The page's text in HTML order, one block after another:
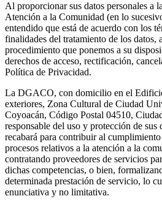
Al proporcionar sus datos personales a
Atención a la Comunidad (en lo
entendido que está de acuerdo con los
finalidades del tratamiento de los datos,
procedimiento que ponemos a su
derechos de acceso, rectificación,
Política de Privacidad.
La DGACO, con domicilio en el
exteriores, Zona Cultural de Ciudad
Coyoacán, Código Postal 04510,
responsable del uso y protección de sus
recabará para contribuir al
procesos relativos a la atención a la
contratando proveedores de servicios
dichas competencias, o bien,
determinada prestación de servicio, lo
enunciativa y no limitativa.